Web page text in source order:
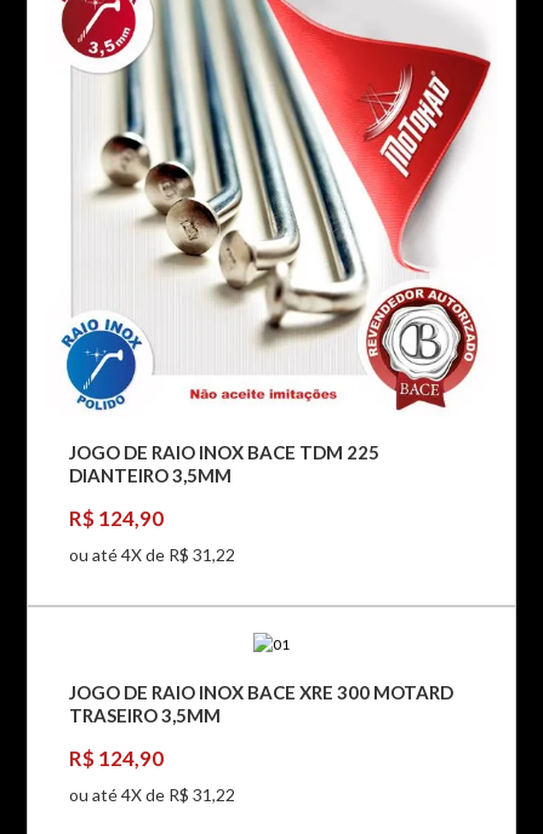
JOGO DE RAIO INOX BACE TDM 225
DIANTEIRO 3,5MM
R$ 124,90
ou até 4X de R$ 31,22
JOGO DE RAIO INOX BACE XRE 300 MOTARD
TRASEIRO 3,5MM
R$ 124,90
ou até 4X de R$ 31,22